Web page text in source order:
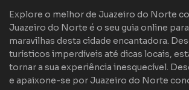
Explore o melhor de Juazeiro do Norte
Juazeiro do Norte é o seu guia online
maravilhas desta cidade encantadora.
turísticos imperdíveis até dicas locais,
tornar a sua experiência inesquecível.
e apaixone-se por Juazeiro do Norte